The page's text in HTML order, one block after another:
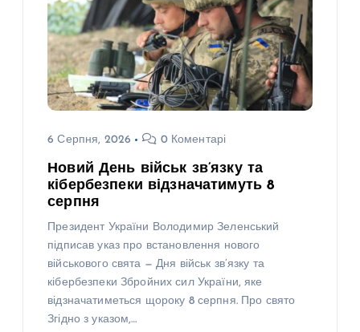
6 Серпня, 2026 0 Коментарі
Новий День військ зв’язку та
кібербезпеки відзначатимуть 8
серпня
Президент України Володимир Зеленський
підписав указ про встановлення нового
військового свята — Дня військ зв’язку та
кібербезпеки Збройних сил України, яке
відзначатиметься щороку 8 серпня. Про свято
Згідно з указом,…